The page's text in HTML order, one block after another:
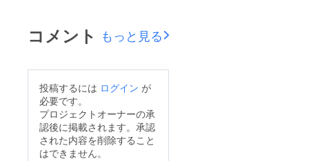
でいっしょにこの企画
を作っていただいたお
す！この活動や私の教
育のコンセプトについ
て、Dabelというリア
ルタイム音声配信アプ
コメント もっと見る
投稿するには ログイン が
必要です。
プロジェクトオーナーの承
認後に掲載されます。承認
された内容を削除すること
はできません。